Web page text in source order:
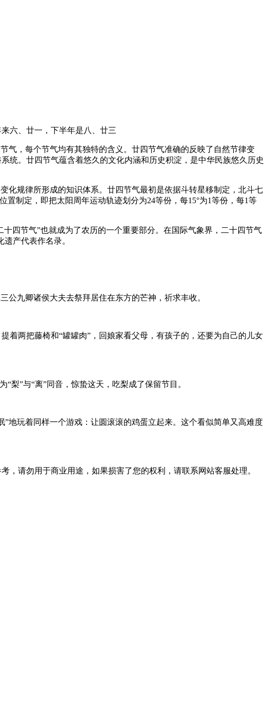
六、廿一，下半年是八、廿三
气，每个节气均有其独特的含义。廿四节气准确的反映了自然节律变
统。廿四节气蕴含着悠久的文化内涵和历史积淀，是中华民族悠久历史
化规律所形成的知识体系。廿四节气最初是依据斗转星移制定，北斗七
制定，即把太阳周年运动轨迹划分为24等份，每15°为1等份，每1等
四节气”也就成为了农历的一个重要部分。在国际气象界，二十四节气
产代表作名录。
公九卿诸侯大夫去祭拜居住在东方的芒神，祈求丰收。
着两把藤椅和“罐罐肉”，回娘家看父母，有孩子的，还要为自己的儿女
梨”与“离”同音，惊蛰这天，吃梨成了保留节目。
地玩着同样一个游戏：让圆滚滚的鸡蛋立起来。这个看似简单又高难度
请勿用于商业用途，如果损害了您的权利，请联系网站客服处理。